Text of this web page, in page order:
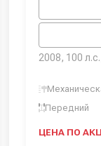
2008, 100
Передний
ЦЕНА ПО